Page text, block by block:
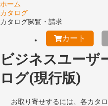
ホーム
カタログ
カタログ閲覧・請求
カート
ビジネスユーザ
ログ(現行版)
お取り寄せするには、各カタ